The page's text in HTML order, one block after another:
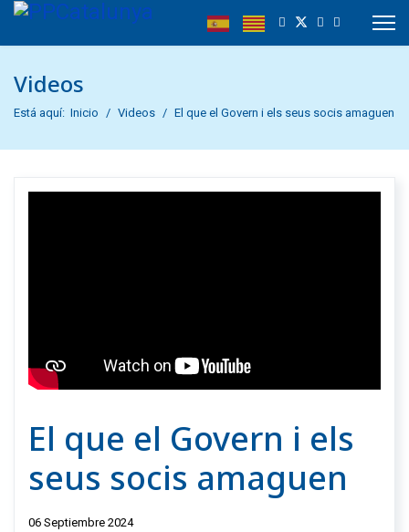
Videos
Está aquí: Inicio Videos El que el Govern i els seus socis amaguen
El que el Govern i els
seus socis amaguen
06 Septiembre 2024